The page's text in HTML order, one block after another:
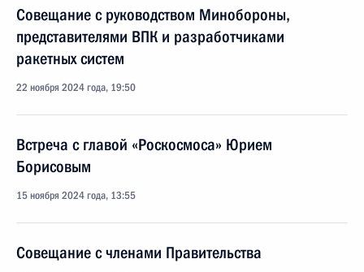
Совещание с руководством Минобороны,
представителями ВПК и разработчиками
ракетных систем
22 ноября 2024 года, 19:50
Встреча с главой «Роскосмоса» Юрием
Борисовым
15 ноября 2024 года, 13:55
Совещание с членами Правительства